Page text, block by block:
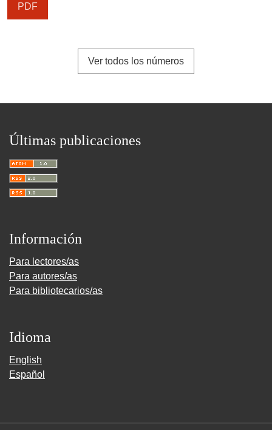
PDF
Ver todos los números
Últimas publicaciones
Información
Para lectores/as
Para autores/as
Para bibliotecarios/as
Idioma
English
Español